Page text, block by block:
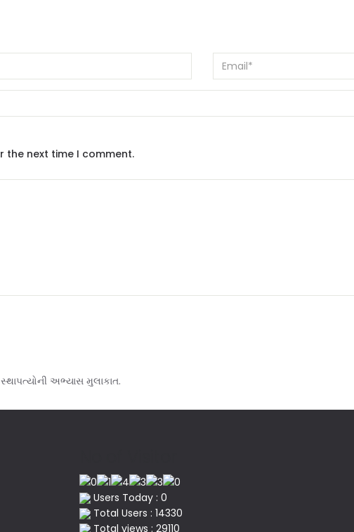
the next time I comment.
અભ્યાસ મુલાકાત.
Users Today : 0
Total Users : 14330
Total views : 29110